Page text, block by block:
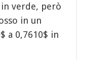
verde, però
in un
a 0,7610$ in